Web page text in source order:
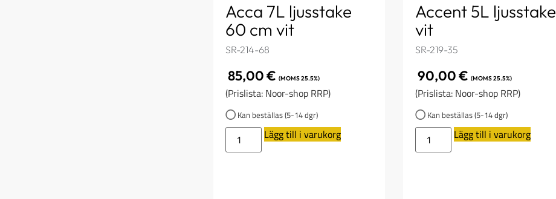
Acca 7L ljusstake
60 cm vit
SR-214-68
85,00€ (MOMS 25.5%)
(Prislista: Noor-shop RRP)
Kan beställas (5-14 dgr)
Lägg till i varukorg
Accent 5L ljusstake
vit
SR-219-35
90,00€ (MOMS 25.5%)
(Prislista: Noor-shop RRP)
Kan beställas (5-14 dgr)
Lägg till i varukorg